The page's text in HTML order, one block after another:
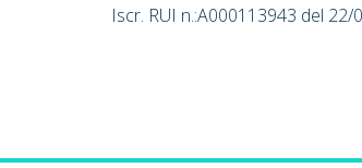
Iscr. RUI n.:A000113943 del 22/